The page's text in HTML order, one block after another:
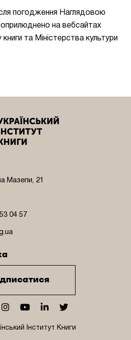
погодження Наглядовою
на вебсайтах
книги та Міністерства культури
Мазепи, 21
04 57
Інститут Книги